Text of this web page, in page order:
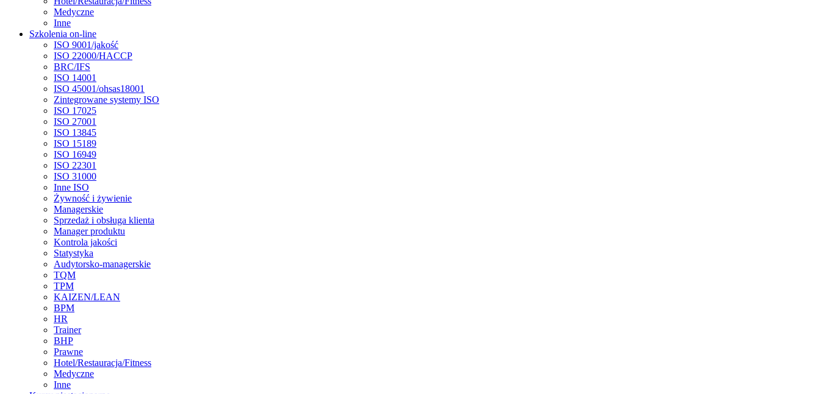
Medyczne
Inne
Szkolenia on-line
ISO 9001/jakość
ISO 22000/HACCP
BRC/IFS
ISO 14001
ISO 45001/ohsas18001
Zintegrowane systemy ISO
ISO 17025
ISO 27001
ISO 13845
ISO 15189
ISO 16949
ISO 22301
ISO 31000
Inne ISO
Żywność i żywienie
Managerskie
Sprzedaż i obsługa klienta
Manager produktu
Kontrola jakości
Statystyka
Audytorsko-managerskie
TQM
TPM
KAIZEN/LEAN
BPM
HR
Trainer
BHP
Prawne
Hotel/Restauracja/Fitness
Medyczne
Inne